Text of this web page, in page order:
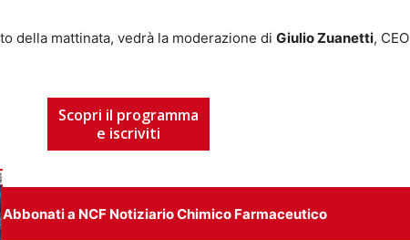
della mattinata, vedrà la moderazione di Giulio Zuanetti, CEO
Scopri il programma
e iscriviti
Abbonati a NCF Notiziario Chimico Farmaceutico